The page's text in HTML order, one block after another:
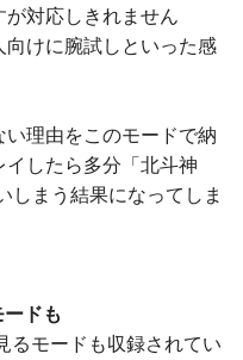
対応しきれません
向けに腕試しといった感
い理由をこのモードで納
したら多分「北斗神
まう結果になってしま
ドも
るモードも収録されてい